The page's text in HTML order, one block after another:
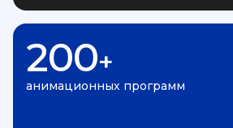
200+
анимационных программ